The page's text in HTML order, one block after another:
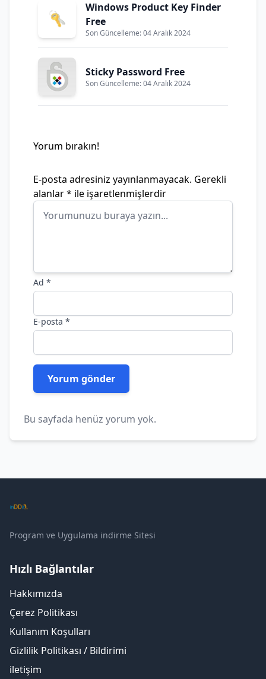
Windows Product Key Finder
Free
Son Güncelleme: 04 Aralık 2024
Sticky Password Free
Son Güncelleme: 04 Aralık 2024
Yorum bırakın!
E-posta adresiniz yayınlanmayacak. Gerekli
alanlar* ile işaretlenmişlerdir
Ad *
E-posta *
Bu sayfada henüz yorum yok.
Program ve Uygulama indirme Sitesi
Hızlı Bağlantılar
Hakkımızda
Çerez Politikası
Kullanım Koşulları
Gizlilik Politikası / Bildirimi
iletişim